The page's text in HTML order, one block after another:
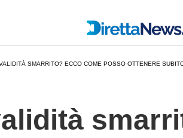
SMARRITO? ECCO COME POSSO OTTENERE